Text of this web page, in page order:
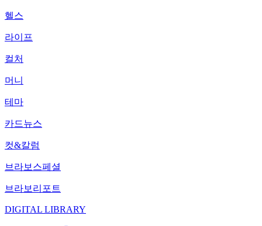
헬스
라이프
컬처
머니
테마
카드뉴스
컷&칼럼
브라보스페셜
브라보리포트
DIGITAL LIBRARY